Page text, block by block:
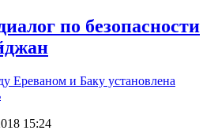
по безопасности
15:24